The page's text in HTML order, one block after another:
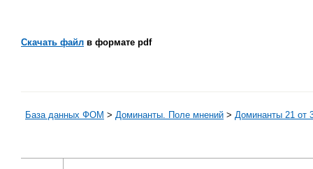
Скачать файл в формате pdf
База данных ФОМ > Доминанты. Поле мнений > Доминанты 21 от